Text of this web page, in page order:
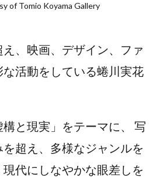
of Tomio Koyama Gallery
、映画、デザイン、ファ
な活動をしている蜷川実花
と現実」をテーマに、 写
超え、多様なジャンルを
代にしなやかな眼差しを